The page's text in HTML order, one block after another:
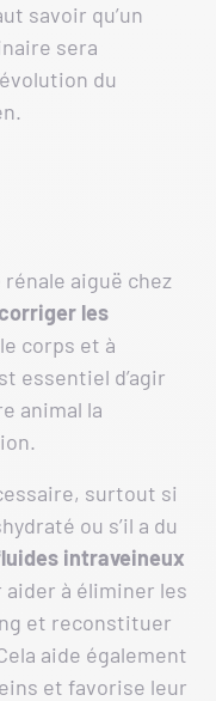
savoir qu’un
sera
du
aiguë chez
les
corps et à
essentiel d’agir
animal la
surtout si
ou s’il a du
intraveineux
à éliminer les
et reconstituer
aide également
et favorise leur